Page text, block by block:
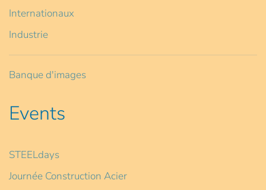
Internationaux
Industrie
Banque d'images
Events
STEELdays
Journée Construction Acier